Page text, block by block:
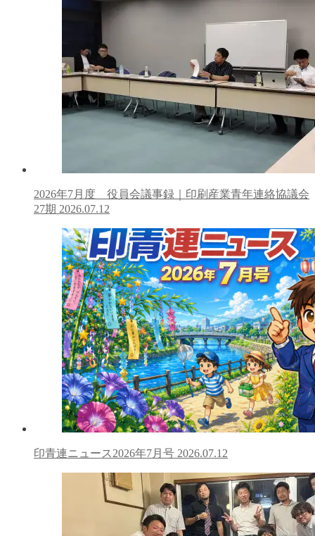
2026年7月度 役員会議事録｜印刷産業青年連絡協議会
27期 2026.07.12
印青連ニュース2026年7月号 2026.07.12